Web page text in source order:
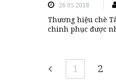
26 05 2018
Thương hiệu chè
chinh phục được
1 2